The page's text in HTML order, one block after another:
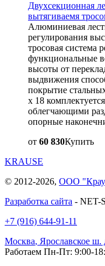
Двухсекционная
вытягиваемя
Алюминиевая
регулирования
тросовая система
функциональные
высоты от
выдвижения
покрытие
x 18
облегчающими
опорные
от 60 830Купить
KRAUSE
© 2012-2026, ООО
Разработка сайта - NET-
+7 (916) 644-91-11
Москва, Ярославское ш.
Работаем Пн-Пт: 9:00-